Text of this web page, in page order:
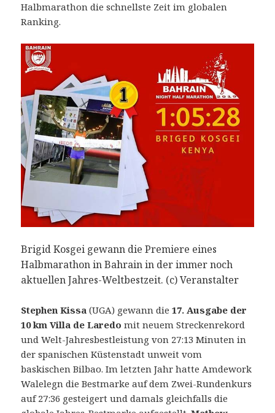
Halbmarathon die schnellste Zeit im globalen
Ranking.
1.
Bahrain
Half
Marathon
am
15.
März
2019:
Abadi
Hadis
und
Briged
Kosgei
gewinnen
chaotische
Premiere
Brigid Kosgei gewann die Premiere eines
Halbmarathon in Bahrain in der immer noch
aktuellen Jahres-Weltbestzeit. (c) Veranstalter
Stephen Kissa (UGA) gewann die17. Ausgabe der
10 km Villa de Laredo mit neuem Streckenrekord
und Welt-Jahresbestleistung von 27:13 Minuten in
der spanischen Küstenstadt unweit vom
baskischen Bilbao. Im letzten Jahr hatte Amdework
Walelegn die Bestmarke auf dem Zwei-Rundenkurs
auf 27:36 gesteigert und damals gleichfalls die